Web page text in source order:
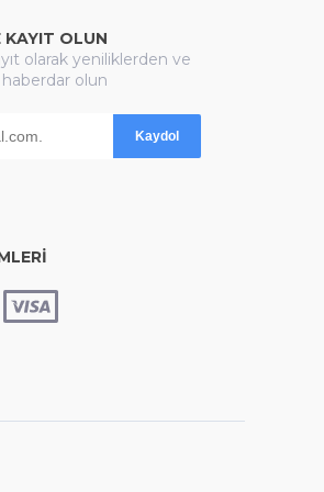
KAYIT OLUN
olarak yeniliklerden ve
olun
Kaydol